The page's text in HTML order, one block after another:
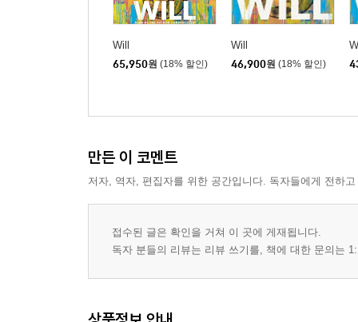
Will
65,950원 (18% 할인)
Will
46,900원 (18% 할인)
만든 이 코멘트
저자, 역자, 편집자를 위한 공간입니다. 독자들에게 전하
접수된 글은 확인을 거쳐 이 곳에 게재됩니다.
독자 분들의 리뷰는 리뷰 쓰기를, 책에 대한 문의는